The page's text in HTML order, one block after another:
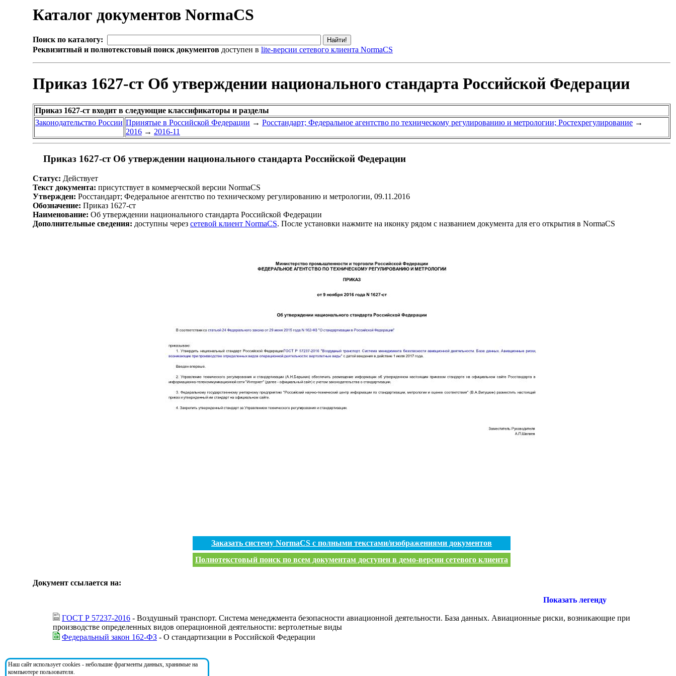
Каталог документов NormaCS
Поиск по каталогу:
Реквизитный и полнотекстовый поиск документов доступен в lite-версии сетевого клиента NormaCS
Приказ 1627-ст Об утверждении национального стандарта Российской Федерации
Приказ 1627-ст входит в следующие классификаторы и разделы
Законодательство России Принятые в Российской Федерации → Росстандарт; Федеральное агентство по техническому регулированию и метрологии; Ростехрегулирование →
2016 → 2016-11
Приказ 1627-ст Об утверждении национального стандарта Российской Федерации
Статус: Действует
Текст документа: присутствует в коммерческой версии NormaCS
Утвержден: Росстандарт; Федеральное агентство по техническому регулированию и метрологии, 09.11.2016
Обозначение: Приказ 1627-ст
Наименование: Об утверждении национального стандарта Российской Федерации
Дополнительные сведения: доступны через сетевой клиент NormaCS. После установки нажмите на иконку рядом с названием документа для его открытия в NormaCS
Заказать систему NormaCS с полными текстами/изображениями документов
Полнотекстовый поиск по всем документам доступен в демо-версии сетевого клиента
Документ ссылается на:
Показать легенду
ГОСТ Р 57237-2016 - Воздушный транспорт. Система менеджмента безопасности авиационной деятельности. База данных. Авиационные риски, возникающие при
производстве определенных видов операционной деятельности: вертолетные виды
Федеральный закон 162-ФЗ - О стандартизации в Российской Федерации
На документ ссылаются:
Наш сайт использует cookies - небольшие фрагменты данных, хранимые на
компьютере пользователя.